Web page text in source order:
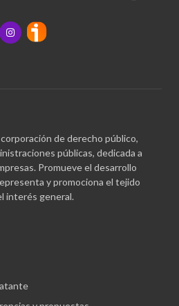
de derecho público,
públicas, dedicada a
Promueve el desarrollo
y promociona el tejido
interés general.